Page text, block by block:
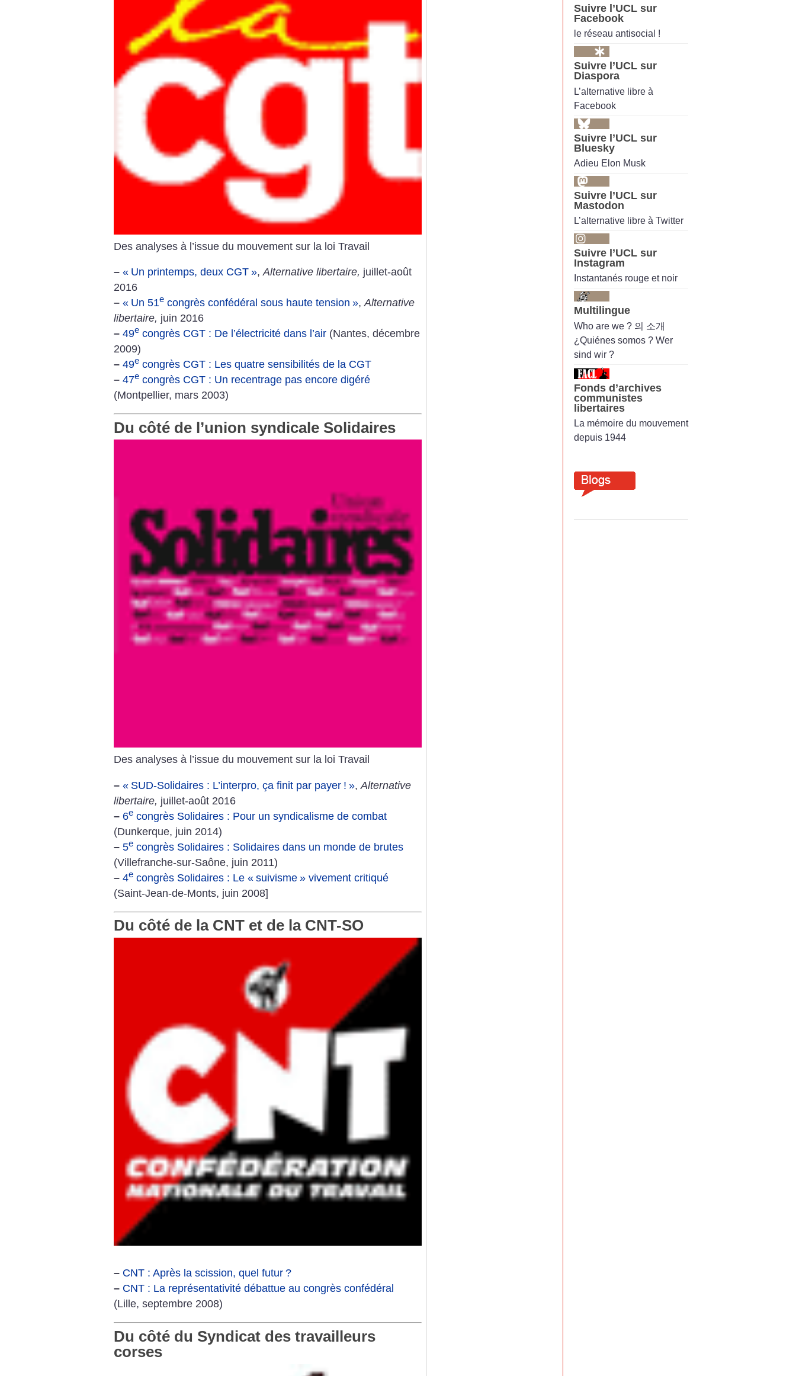
Des analyses à l’issue du mouvement sur la loi Travail
– « Un printemps, deux CGT »,Alternative libertaire, juillet-août
2016
– « Un 51e congrès confédéral sous haute tension »,Alternative
libertaire, juin 2016
– 49e congrès CGT : De l’électricité dans l’air (Nantes, décembre
2009)
– 49e congrès CGT : Les quatre sensibilités de la CGT
– 47e congrès CGT : Un recentrage pas encore digéré
(Montpellier, mars 2003)
Du côté de l’union syndicale Solidaires
Des analyses à l’issue du mouvement sur la loi Travail
– « SUD-Solidaires : L’interpro, ça finit par payer ! »,Alternative
libertaire, juillet-août 2016
– 6e congrès Solidaires : Pour un syndicalisme de combat
(Dunkerque, juin 2014)
– 5e congrès Solidaires : Solidaires dans un monde de brutes
(Villefranche-sur-Saône, juin 2011)
– 4e congrès Solidaires : Le « suivisme » vivement critiqué
(Saint-Jean-de-Monts, juin 2008]
Du côté de la CNT et de la CNT-SO
– CNT : Après la scission, quel futur ?
– CNT : La représentativité débattue au congrès confédéral
(Lille, septembre 2008)
Du côté du Syndicat des travailleurs
corses
Suivre l’UCL sur
Facebook
le réseau antisocial !
Suivre l’UCL sur
Diaspora
L’alternative libre à
Facebook
Suivre l’UCL sur
Bluesky
Adieu Elon Musk
Suivre l’UCL sur
Mastodon
L’alternative libre à Twitter
Suivre l’UCL sur
Instagram
Instantanés rouge et noir
Multilingue
Who are we ? 의 소개
¿Quiénes somos ? Wer
sind wir ?
Fonds d’archives
communistes
libertaires
La mémoire du mouvement
depuis 1944